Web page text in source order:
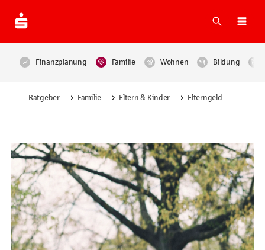
Suche
Finanzplanung Familie Wohnen Bildung
Ratgeber Familie Eltern & Kinder Elterngeld